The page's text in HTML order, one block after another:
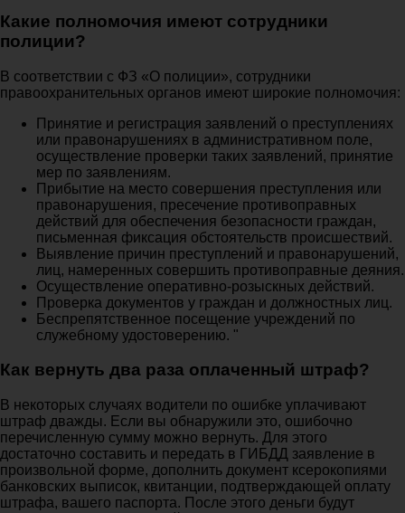
Какие полномочия имеют сотрудники
полиции?
В соответствии с ФЗ «О полиции», сотрудники
правоохранительных органов имеют широкие полномочия:
Принятие и регистрация заявлений о преступлениях
или правонарушениях в административном поле,
осуществление проверки таких заявлений, принятие
мер по заявлениям.
Прибытие на место совершения преступления или
правонарушения, пресечение противоправных
действий для обеспечения безопасности граждан,
письменная фиксация обстоятельств происшествий.
Выявление причин преступлений и правонарушений,
лиц, намеренных совершить противоправные деяния.
Осуществление оперативно-розыскных действий.
Проверка документов у граждан и должностных лиц.
Беспрепятственное посещение учреждений по
служебному удостоверению. "
Как вернуть два раза оплаченный штраф?
В некоторых случаях водители по ошибке уплачивают
штраф дважды. Если вы обнаружили это, ошибочно
перечисленную сумму можно вернуть. Для этого
достаточно составить и передать в ГИБДД заявление в
произвольной форме, дополнить документ ксерокопиями
банковских выписок, квитанции, подтверждающей оплату
штрафа, вашего паспорта. После этого деньги будут